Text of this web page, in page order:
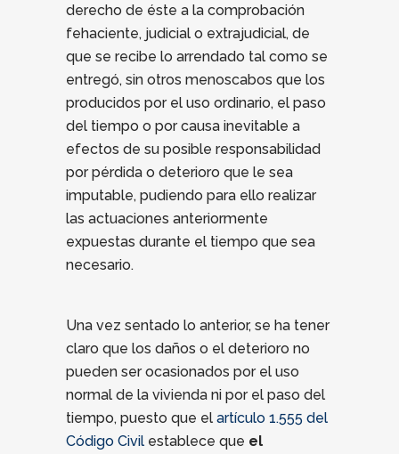
derecho de éste a la comprobación
fehaciente, judicial o extrajudicial, de
que se recibe lo arrendado tal como se
entregó, sin otros menoscabos que los
producidos por el uso ordinario, el paso
del tiempo o por causa inevitable a
efectos de su posible responsabilidad
por pérdida o deterioro que le sea
imputable, pudiendo para ello realizar
las actuaciones anteriormente
expuestas durante el tiempo que sea
necesario.
Una vez sentado lo anterior, se ha tener
claro que los daños o el deterioro no
pueden ser ocasionados por el uso
normal de la vivienda ni por el paso del
tiempo, puesto que el artículo 1.555 del
Código Civil establece que el